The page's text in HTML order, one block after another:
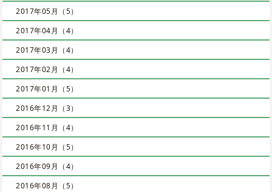
2017年05月（5）
2017年04月（4）
2017年03月（4）
2017年02月（4）
2017年01月（5）
2016年12月（3）
2016年11月（4）
2016年10月（5）
2016年09月（4）
2016年08月（5）